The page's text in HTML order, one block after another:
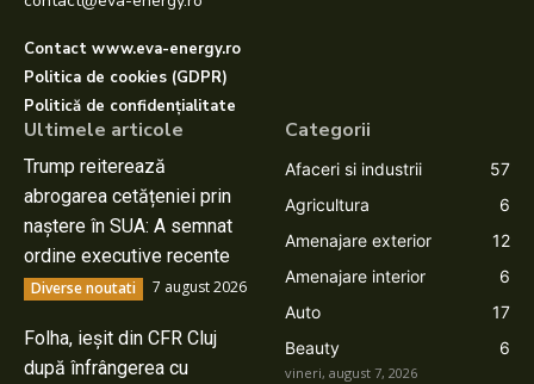
Contact www.eva-energy.ro
Politica de cookies (GDPR)
Politică de confidențialitate
Ultimele articole
Trump reiterează
abrogarea cetățeniei prin
naștere în SUA: A semnat
ordine executive recente
Diverse noutati 7 august 2026
Folha, ieșit din CFR Cluj
după înfrângerea cu
Categorii
Afaceri si industrii
57
Agricultura
6
Amenajare exterior
12
Amenajare interior
6
Auto
17
Beauty
6
vineri, august 7, 2026